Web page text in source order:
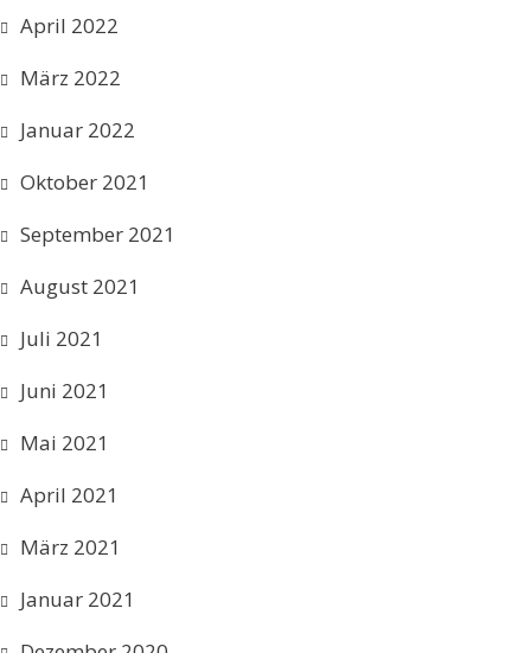
April 2022
März 2022
Januar 2022
Oktober 2021
September 2021
August 2021
Juli 2021
Juni 2021
Mai 2021
April 2021
März 2021
Januar 2021